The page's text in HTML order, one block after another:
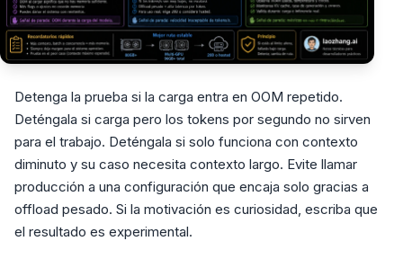
Detenga la prueba si la carga entra en OOM repetido.
Deténgala si carga pero los tokens por segundo no sirven
para el trabajo. Deténgala si solo funciona con contexto
diminuto y su caso necesita contexto largo. Evite llamar
producción a una configuración que encaja solo gracias a
offload pesado. Si la motivación es curiosidad, escriba que
el resultado es experimental.